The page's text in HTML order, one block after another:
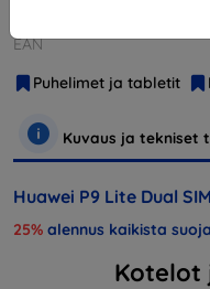
EAN
Puhelimet ja tabletit
Kuvaus ja tekniset
Huawei P9 Lite Dual
25% alennus kaikista
Kotelot